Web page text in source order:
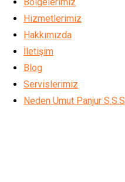
Hizmetlerimiz
Hakkımızda
İletişim
Blog
Servislerimiz
Neden Umut Panjur S.S.S